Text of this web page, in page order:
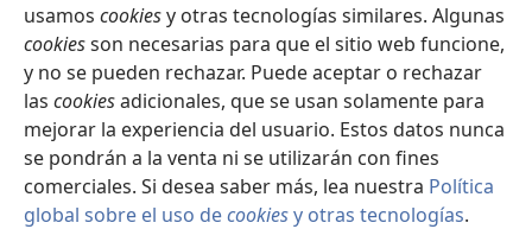
usamos cookiesy otras tecnologías similares. Algunas
cookiesson necesarias para que el sitio web funcione,
y no se pueden rechazar. Puede aceptar o rechazar
las cookiesadicionales, que se usan solamente para
mejorar la experiencia del usuario. Estos datos nunca
se pondrán a la venta ni se utilizarán con fines
comerciales. Si desea saber más, lea nuestra Política
global sobre el uso decookiesy otras tecnologías.
ventana)
INTERNETPI QELQANCHISKUNA Watchtower™
(abre
una
nueva
ventana)
JW Hub
(abre
una
nueva
ventana)
JW Library ®